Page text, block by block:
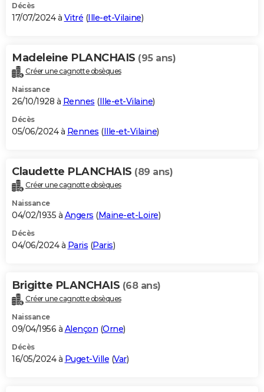
Décès
17/07/2024 à Vitré (Ille-et-Vilaine)
Madeleine PLANCHAIS (95 ans)
Créer une cagnotte obsèques
Naissance
26/10/1928 à Rennes (Ille-et-Vilaine)
Décès
05/06/2024 à Rennes (Ille-et-Vilaine)
Claudette PLANCHAIS (89 ans)
Créer une cagnotte obsèques
Naissance
04/02/1935 à Angers (Maine-et-Loire)
Décès
04/06/2024 à Paris (Paris)
Brigitte PLANCHAIS (68 ans)
Créer une cagnotte obsèques
Naissance
09/04/1956 à Alençon (Orne)
Décès
16/05/2024 à Puget-Ville (Var)